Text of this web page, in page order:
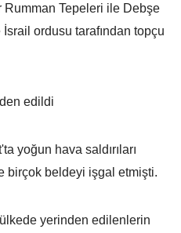
Tepeleri ile Debşe
ordusu tarafından topçu
edildi
yoğun hava saldırıları
birçok beldeyi işgal etmişti.
yerinden edilenlerin